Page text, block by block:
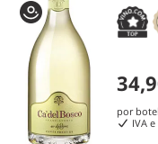
por
IVA